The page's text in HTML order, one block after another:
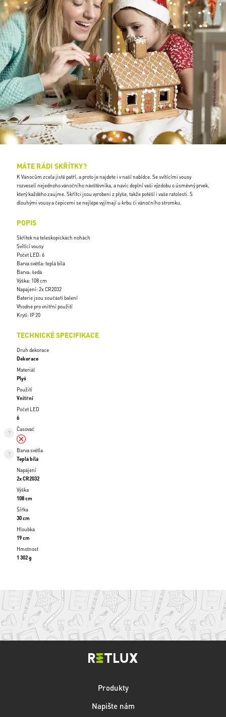
MÁTE RÁDI SKŘÍTKY?
K Vánocům zcela jistě patří, a proto je najdete i v naší nabídce. Se svítícími vousy
rozveselí nejednoho vánočního návštěvníka, a navíc doplní vaši výzdobu o úsměvný prvek,
který každého zaujme. Skřítci jsou vyrobeni z plyše, takže potěší i vaše ratolesti. S
dlouhými vousy a čepicemi se nejlépe vyjímají u krbu či vánočního stromku.
POPIS
Skřítek na teleskopickách nohách
Svítící vousy
Počet LED: 6
Barva světla: teplá bílá
Barva: šedá
Výška: 108 cm
Napájení: 2x CR2032
Baterie jsou součástí balení
Vhodné pro vnitřní použití
Krytí: IP 20
TECHNICKÉ SPECIFIKACE
Druh dekorace
Dekorace
Materiál
Plyš
Použití
Vnitřní
Počet LED
6
Časovač
Barva světla
Teplá bílá
Napájení
2x CR2032
Výška
108 cm
Šířka
30 cm
Hloubka
19 cm
Hmotnost
1 302 g
Produkty
Napište nám